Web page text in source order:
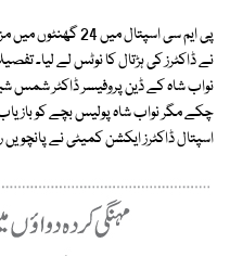
نے ڈاکٹرز کی ہڑتال کا نوٹس لے لیا۔
چکے مگر نواب شاہ پولیس بچے کو
اسپتال ڈاکٹرز ایکشن کمیٹی نے